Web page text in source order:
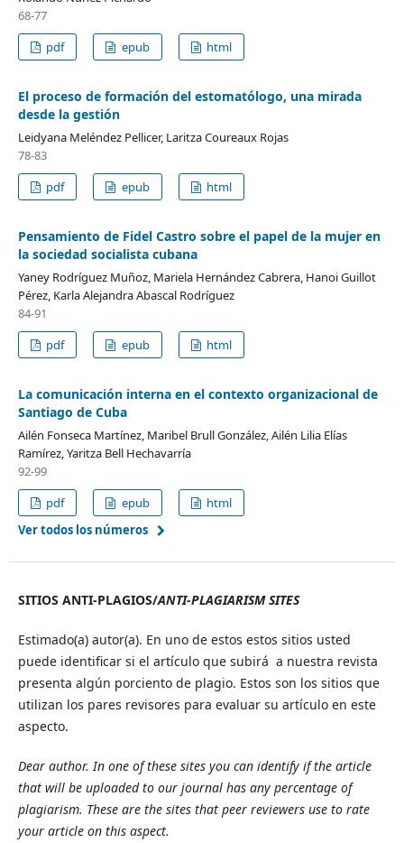
68-77
pdf
epub html
El proceso de formación del estomatólogo, una mirada
desde la gestión
Leidyana Meléndez Pellicer, Laritza Coureaux Rojas
78-83
pdf
epub html
Pensamiento de Fidel Castro sobre el papel de la mujer en
la sociedad socialista cubana
Yaney Rodríguez Muñoz, Mariela Hernández Cabrera, Hanoi Guillot
Pérez, Karla Alejandra Abascal Rodríguez
84-91
pdf
epub html
La comunicación interna en el contexto organizacional de
Santiago de Cuba
Ailén Fonseca Martínez, Maribel Brull González, Ailén Lilia Elías
Ramírez, Yaritza Bell Hechavarría
92-99
pdf
epub
html
Ver todos los números
SITIOS ANTI-PLAGIOS/ANTI-PLAGIARISM SITES
Estimado(a) autor(a). En uno de estos estos sitios usted
puede identificar si el artículo que subirá a nuestra revista
presenta algún porciento de plagio. Estos son los sitios que
utilizan los pares revisores para evaluar su artículo en este
aspecto.
Dear author. In one of these sites you can identify if the article
that will be uploaded to our journal has any percentage of
plagiarism. These are the sites that peer reviewers use to rate
your article on this aspect.